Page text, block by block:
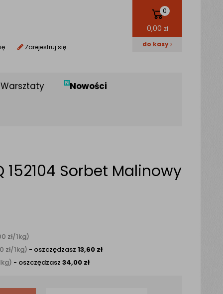
0
0,00 zł
do kasy
Zarejestruj się
Warsztaty Nowości
152104 Sorbet Malinowy
zł/1kg)
zł/1kg) - oszczędzasz 13,60 zł
- oszczędzasz 34,00 zł